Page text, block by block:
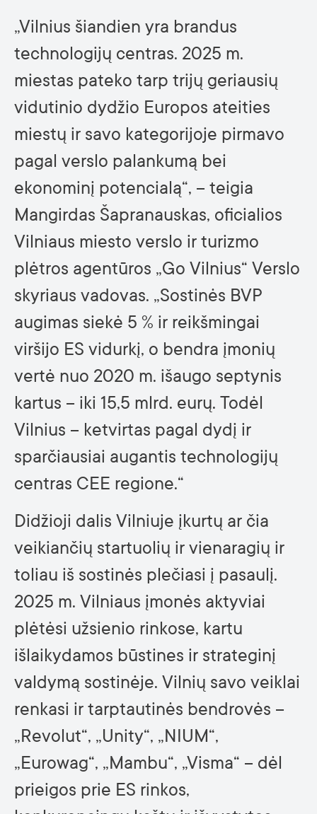
„Vilnius šiandien yra brandus
technologijų centras. 2025 m.
miestas pateko tarp trijų geriausių
vidutinio dydžio Europos ateities
miestų ir savo kategorijoje pirmavo
pagal verslo palankumą bei
ekonominį potencialą“, – teigia
Mangirdas Šapranauskas, oficialios
Vilniaus miesto verslo ir turizmo
plėtros agentūros „Go Vilnius“ Verslo
skyriaus vadovas. „Sostinės BVP
augimas siekė 5 % ir reikšmingai
viršijo ES vidurkį, o bendra įmonių
vertė nuo 2020 m. išaugo septynis
kartus – iki 15,5 mlrd. eurų. Todėl
Vilnius – ketvirtas pagal dydį ir
sparčiausiai augantis technologijų
centras CEE regione.“
Didžioji dalis Vilniuje įkurtų ar čia
veikiančių startuolių ir vienaragių ir
toliau iš sostinės plečiasi į pasaulį.
2025 m. Vilniaus įmonės aktyviai
plėtėsi užsienio rinkose, kartu
išlaikydamos būstines ir strateginį
valdymą sostinėje. Vilnių savo veiklai
renkasi ir tarptautinės bendrovės –
„Revolut“, „Unity“, „NIUM“,
„Eurowag“, „Mambu“, „Visma“ – dėl
prieigos prie ES rinkos,